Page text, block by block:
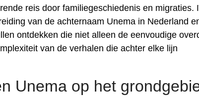
reis door familiegeschiedenis en migraties.
van de achternaam Unema in Nederland
ontdekken die niet alleen de eenvoudige
van de verhalen die achter elke lijn
Unema op het